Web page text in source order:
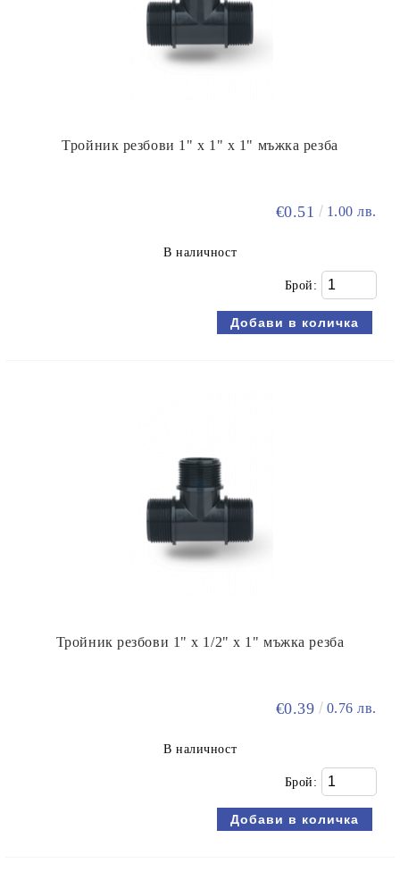
Тройник резбови 1" х 1" х 1" мъжка резба
€0.51 1.00 лв.
В наличност
Брой:
Тройник резбови 1" х 1/2" х 1" мъжка резба
€0.39 0.76 лв.
В наличност
Брой: